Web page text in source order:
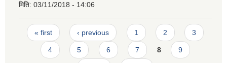
मिति: 03/11/2018 - 14:06
Pages
« first ‹ previous 1 2 3
4 5 6 7 8 9